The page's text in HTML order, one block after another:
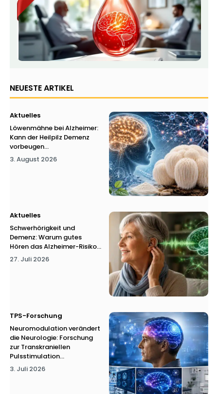
NEUESTE ARTIKEL
Aktuelles
Löwenmähne bei Alzheimer:
Kann der Heilpilz Demenz
vorbeugen...
3. August 2026
Aktuelles
Schwerhörigkeit und
Demenz: Warum gutes
Hören das Alzheimer-Risiko...
27. Juli 2026
TPS-Forschung
Neuromodulation verändert
die Neurologie: Forschung
zur Transkraniellen
Pulsstimulation...
3. Juli 2026